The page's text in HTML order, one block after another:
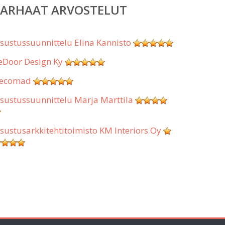
ARVOSTELUT
Elina Kannisto
Design Ky
Marja Marttila
KM Interiors Oy